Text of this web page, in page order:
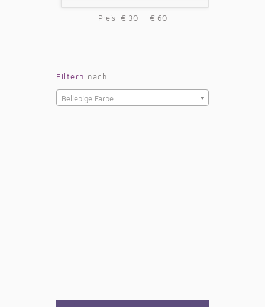
Preis: € 30 — € 60
Filtern nach
Beliebige Farbe